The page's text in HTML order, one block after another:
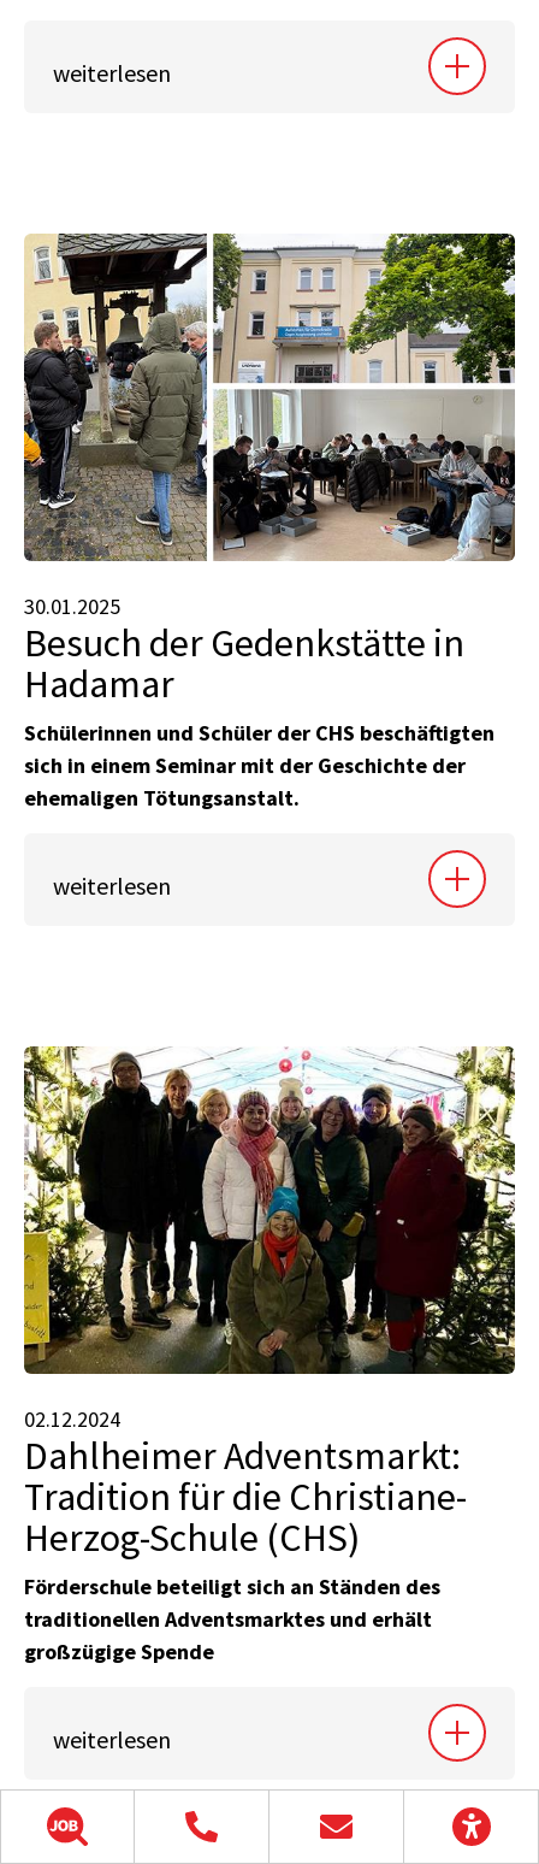
weiterlesen
30.01.2025
Besuch der Gedenkstätte in
Hadamar
Schülerinnen und Schüler der CHS beschäftigten
sich in einem Seminar mit der Geschichte der
ehemaligen Tötungsanstalt.
weiterlesen
02.12.2024
Dahlheimer Adventsmarkt:
Tradition für die Christiane-
Herzog-Schule (CHS)
Förderschule beteiligt sich an Ständen des
traditionellen Adventsmarktes und erhält
großzügige Spende
weiterlesen